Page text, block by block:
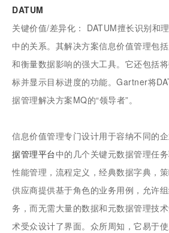
DATUM
关键价值/差异化： DATUM擅长识别和
中的关系。其解决方案信息价值管理包
和衡量数据影响的强大工具。它还包括
标并显示目标进度的功能。Gartner将
据管理解决方案MQ的“领导者”。
信息价值管理专门设计用于容纳不同的
据管理平台中的几个关键元数据管理任
性能管理，流程定义，经典数据字典，策
供应商提供基于角色的业务用例，允许
务，而无需大量的数据和元数据管理技
术受众设计了界面。众所周知，它易于使